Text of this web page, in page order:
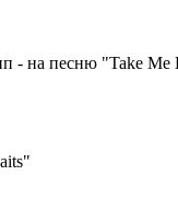
- на песню "Take